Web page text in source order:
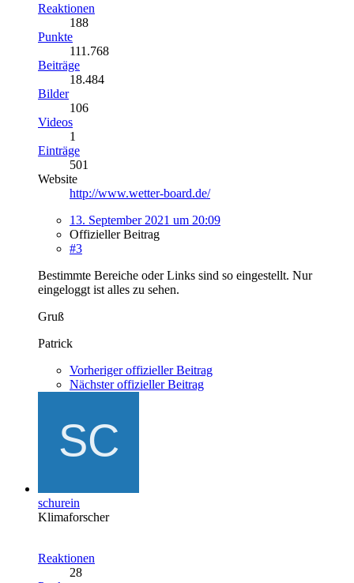
Reaktionen
188
Punkte
111.768
Beiträge
18.484
Bilder
106
Videos
1
Einträge
501
Website
http://www.wetter-board.de/
13. September 2021 um 20:09
Offizieller Beitrag
#3
Bestimmte Bereiche oder Links sind so eingestellt. Nur
eingeloggt ist alles zu sehen.
Gruß
Patrick
Vorheriger offizieller Beitrag
Nächster offizieller Beitrag
schurein
Klimaforscher
Reaktionen
28